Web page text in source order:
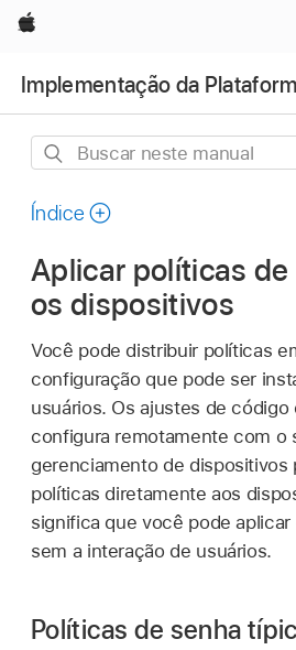
Apple
Implementação da
Buscar
manual
Índice
Aplicar políticas de
os dispositivos
Você pode distribuir políticas
configuração que pode ser
usuários. Os ajustes de
configura remotamente com o
gerenciamento de dispositivos
políticas diretamente aos
significa que você pode aplicar
sem a interação de usuários.
Políticas de senha